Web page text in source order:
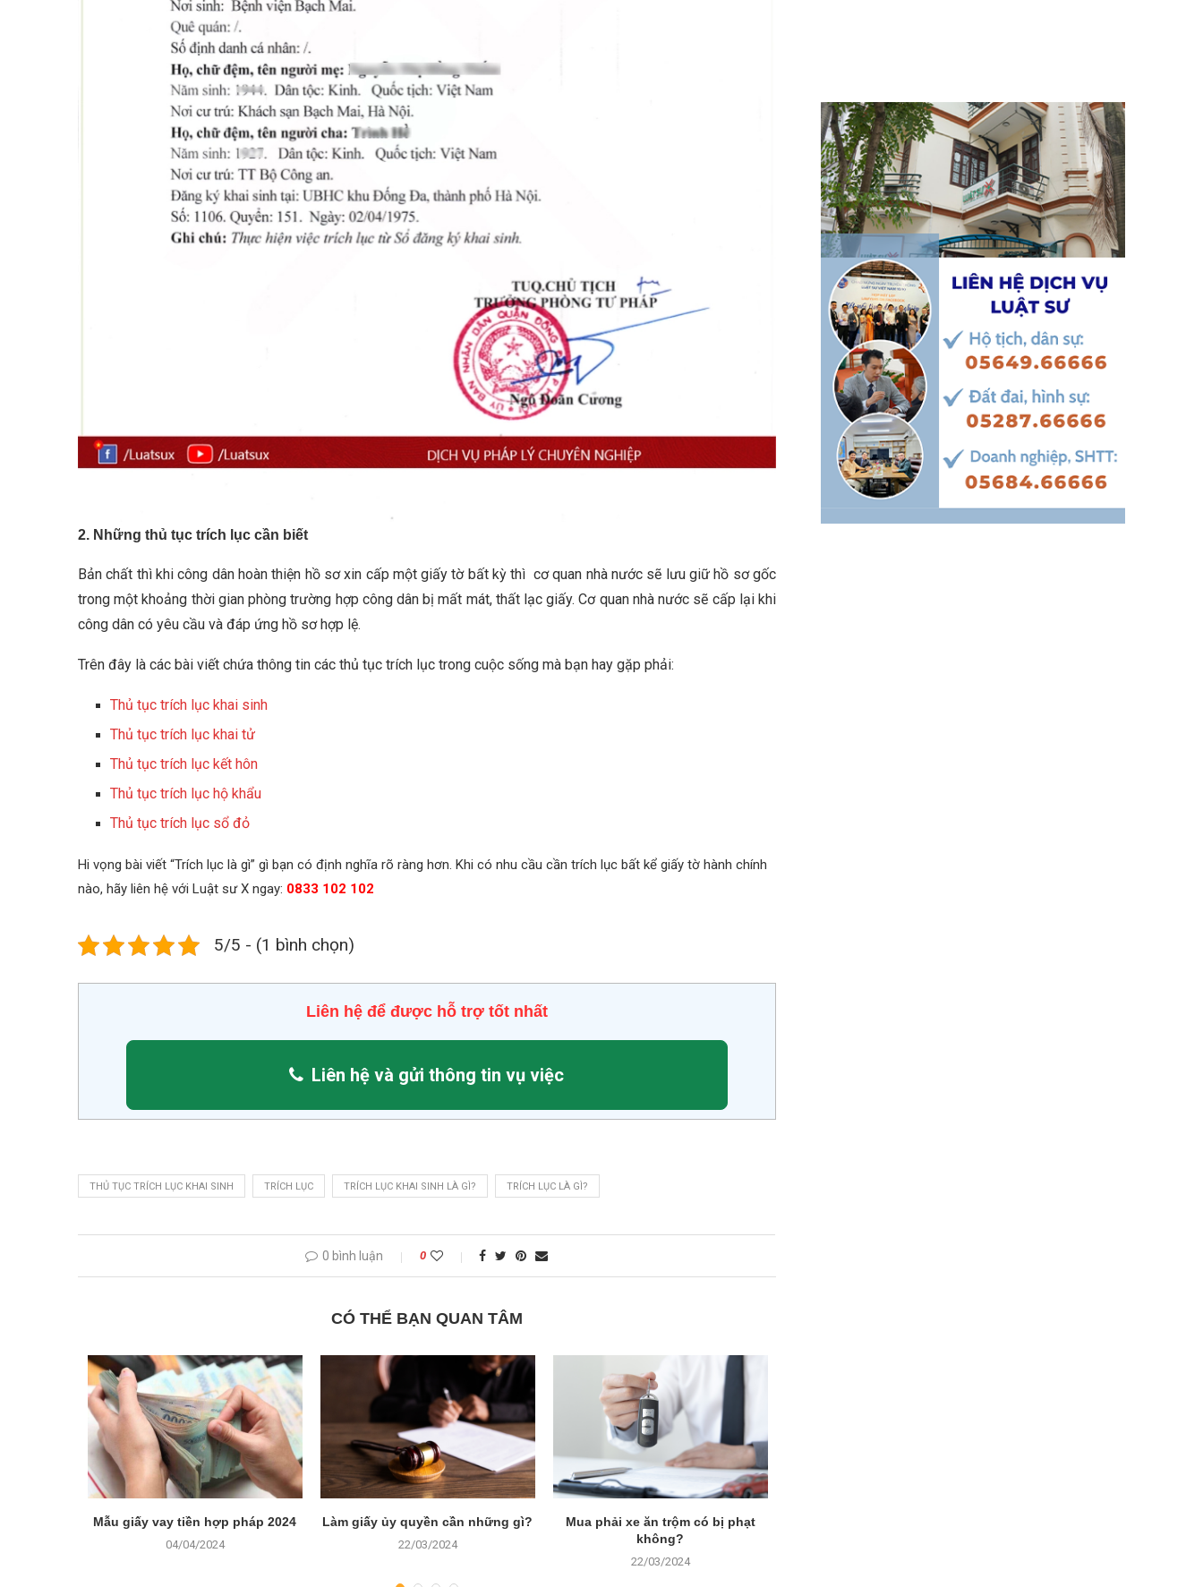
2. Những thủ tục trích lục cần biết
Bản chất thì khi công dân hoàn thiện hồ sơ xin cấp một giấy tờ bất kỳ thì cơ quan nhà nước sẽ lưu giữ hồ sơ gốc
trong một khoảng thời gian phòng trường hợp công dân bị mất mát, thất lạc giấy. Cơ quan nhà nước sẽ cấp lại khi
công dân có yêu cầu và đáp ứng hồ sơ hợp lệ.
Trên đây là các bài viết chứa thông tin các thủ tục trích lục trong cuộc sống mà bạn hay gặp phải:
Thủ tục trích lục khai sinh
Thủ tục trích lục khai tử
Thủ tục trích lục kết hôn
Thủ tục trích lục hộ khẩu
Thủ tục trích lục sổ đỏ
Hi vọng bài viết “Trích lục là gì” gì bạn có định nghĩa rõ ràng hơn. Khi có nhu cầu cần trích lục bất kể giấy tờ hành chính
nào, hãy liên hệ với Luật sư X ngay: 0833 102 102
5/5 - (1 bình chọn)
Liên hệ để được hỗ trợ tốt nhất
Liên hệ và gửi thông tin vụ việc
THỦ TỤC TRÍCH LỤC KHAI SINH TRÍCH LỤC TRÍCH LỤC KHAI SINH LÀ GÌ? TRÍCH LỤC LÀ GÌ?
0 bình luận 0
CÓ THỂ BẠN QUAN TÂM
Mẫu giấy vay tiền hợp pháp 2024
04/04/2024
Làm giấy ủy quyền cần những gì?
22/03/2024
Mua phải xe ăn trộm có bị phạt
không?
22/03/2024